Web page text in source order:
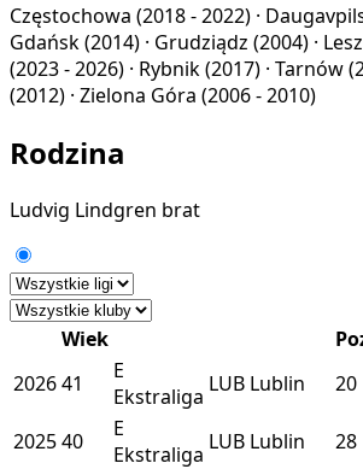
Częstochowa (2018 - 2022) ·
Gdańsk(2014) · Grudziądz (2004) ·
(2023 - 2026) · Rybnik(2017) · Tarnów
(2012) · Zielona Góra (2006 - 2010)
Rodzina
Ludvig Lindgren brat
Wiek
202641
E
Ekstraliga LUB Lublin 20
202540
E
Ekstraliga LUB Lublin 28